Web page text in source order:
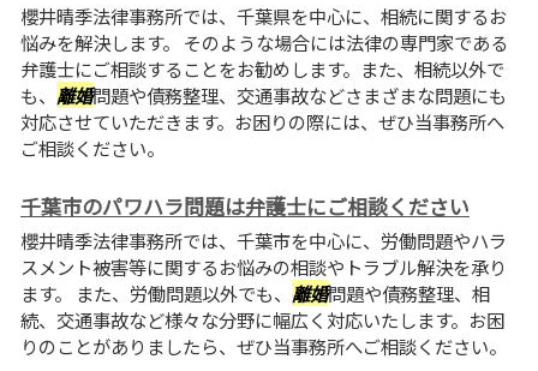
櫻井晴季法律事務所では、千葉県を中心に、相続に関するお
悩みを解決します。 そのような場合には法律の専門家である
弁護士にご相談することをお勧めします。また、相続以外で
も、 離婚問題や債務整理、交通事故などさまざまな問題にも
対応させていただきます。お困りの際には、ぜひ当事務所へ
ご相談ください。
千葉市のパワハラ問題は弁護士にご相談ください
櫻井晴季法律事務所では、千葉市を中心に、労働問題やハラ
スメント被害等に関するお悩みの相談やトラブル解決を承り
ます。 また、労働問題以外でも、 離婚問題や債務整理、相
続、交通事故など様々な分野に幅広く対応いたします。お困
りのことがありましたら、ぜひ当事務所へご相談ください。